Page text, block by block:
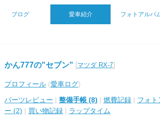
ブログ 愛車紹介 フォトアルバ
かん777の"セブン" [マツダ RX-7]
プロフィール (愛車ログ)
パーツレビュー | 整備手帳 (8) | 燃費記録 | フォト
ー (2) | 買い物記録 | ラップタイム